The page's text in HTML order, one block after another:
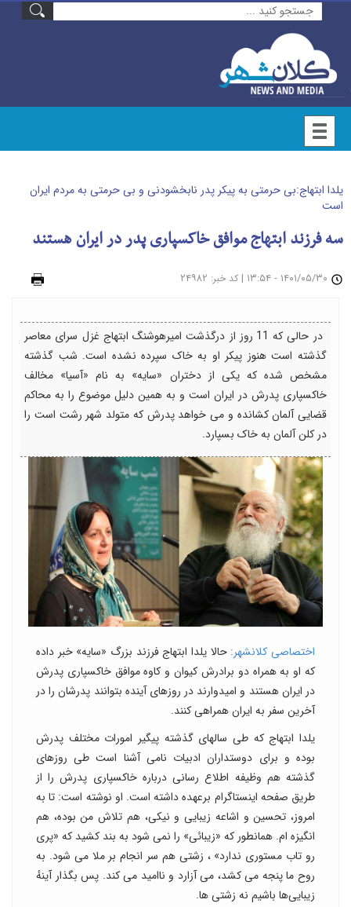
یلدا ابتهاج:بی حرمتی به پیکر پدر نابخشودنی و بی حرمتی به مردم ایران
است
سه فرزند ابتهاج موافق خاکسپاری پدر در ایران هستند
| کد خبر: ۲۴۹۸۲
در حالی که 11 روز از درگذشت امیرهوشنگ ابتهاج غزل سرای معاصر
گذشته است هنوز پیکر او به خاک سپرده نشده است. شب گذشته
مشخص شده که یکی از دختران «سایه» به نام «آسیا» مخالف
خاکسپاری پدرش در ایران است و به همین دلیل موضوع را به محاکم
قضایی آلمان کشانده و می خواهد پدرش که متولد شهر رشت است را
در کلن آلمان به خاک بسپارد.
اختصاصی کلانشهر:حالا یلدا ابتهاج فرزند بزرگ «سایه» خبر داده
که او به همراه دو برادرش کیوان و کاوه موافق خاکسپاری پدرش
در ایران هستند و امیدوارند در روزهای آینده بتوانند پدرشان را در
آخرین سفر به ایران همراهی کنند.
یلدا ابتهاج که طی سالهای گذشته پیگیر امورات مختلف پدرش
بوده و برای دوستداران ادبیات نامی آشنا است طی روزهای
گذشته هم وظیفه اطلاع رسانی درباره خاکسپاری پدرش را از
طریق صفحه اینستاگرام برعهده داشته است. او نوشته است: تا به
امروز، تحسین و اشاعه زیبایی و نیکی، هم تلاش من بوده، هم
انگیزه ام. همانطور که «زیبائی» را نمی شود به بند کشید که «پری
رو تاب مستوری ندارد» ، زشتی هم سر انجام بر ملا می شود. به
روح ما پنجه می کشد، می آزارد و ناامید می‌ کند. پس بگذار آینهٔ
زیبایی‌ها باشیم نه زشتی ها.